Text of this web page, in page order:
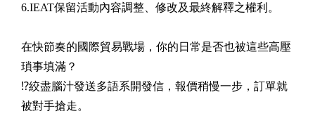
6.IEAT保留活動內容調整、修改及最終解釋之權利。
在快節奏的國際貿易戰場，你的日常是否也被這些高壓
瑣事填滿？
⁉️絞盡腦汁發送多語系開發信，報價稍慢一步，訂單就
被對手搶走。